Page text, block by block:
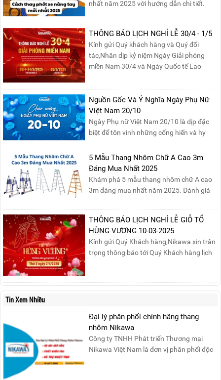
nhất năm 2025 với hướng dẫn chi tiết.
phớt đúng cách, giúp xe nâng hoạt động
hiệu quả và bền lâu!
THÔNG BÁO LỊCH NGHỈ LỄ 30/4 - 1/5
Kính gửi Quý khách hàng và Quý đối
tác,Nhân dịp kỷ niệm Ngày Giải phóng
miền Nam 30/4 và Ngày Quốc tế Lao
báo lịch nghỉ lễ như sau:Thời gian nghỉ: Từ
Thứ Ba, ngày 29/04/2025 đến hết Chủ
Nhật, ngày 04/05/2025.T...
Nguồn Gốc Và Ý Nghĩa Ngày Phụ Nữ
Việt Nam 20/10
Ngày Phụ nữ Việt Nam 20/10 là dịp đặc
biệt để tôn vinh những cống hiến và hy
Khởi nguồn từ sự ra đời của Hội Phụ nữ
phản đế Việt Nam vào năm 1930, ngày
này không chỉ ghi nhận vai trò quan trọng
của phụ nữ ...
5 Mẫu Thang Nhôm Chữ A Cao 3m
Đáng Mua Nhất 2025
Khám phá 5 mẫu thang nhôm chữ A cao
3m đáng mua nhất năm 2025. Đánh giá
sản phẩm phù hợp!
THÔNG BÁO LỊCH NGHỈ LỄ GIỖ TỔ
HÙNG VƯƠNG 10-03-2025
Kính gửi Quý Khách hàng,Nikawa xin trân
trọng thông báo tới Quý Khách hàng lịch
07/04/2025, nhằm ngày Giỗ Tổ Hùng
Tin Xem Nhiều
Đại lý phân phối chính hãng thang
nhôm Nikawa
Công ty TNHH Phát triển Thương mại
Nikawa Việt Nam là đơn vị phân phối độc